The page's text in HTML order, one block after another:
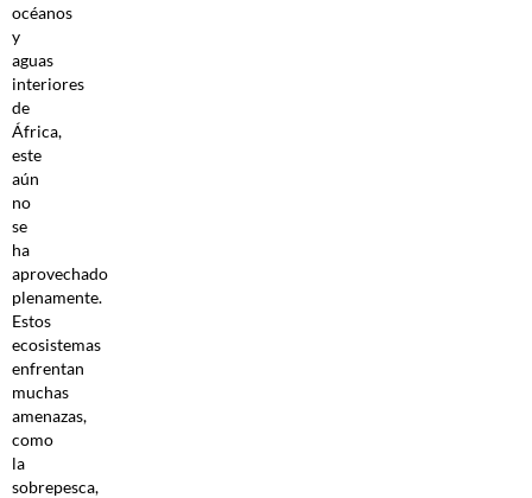
océanos
y
aguas
interiores
de
África,
este
aún
no
se
ha
aprovechado
plenamente.
Estos
ecosistemas
enfrentan
muchas
amenazas,
como
la
sobrepesca,